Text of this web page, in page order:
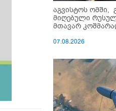
აგვისტოს
მიღებული
მთავარ
07.08.2026